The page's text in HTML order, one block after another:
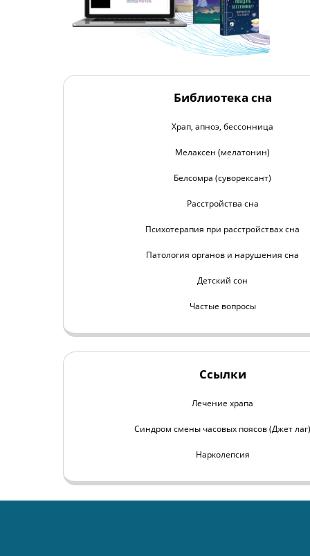
Библиотека сна
Храп, апноэ, бессонница
Мелаксен (мелатонин)
Белсомра (суворексант)
Расстройства сна
Психотерапия при расстройствах сна
Патология органов и нарушения сна
Детский сон
Частые вопросы
Ссылки
Лечение храпа
Синдром смены часовых поясов (Джет лаг)
Нарколепсия